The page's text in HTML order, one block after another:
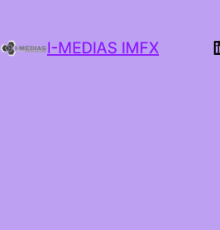
I-MEDIAS IMFX